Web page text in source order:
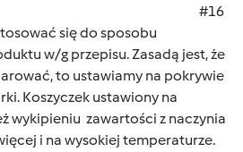
#16
się do sposobu
w/g przepisu. Zasadą jest, że
to ustawiamy na pokrywie
Koszyczek ustawiony na
wykipieniu zawartości z naczynia
i na wysokiej temperaturze.